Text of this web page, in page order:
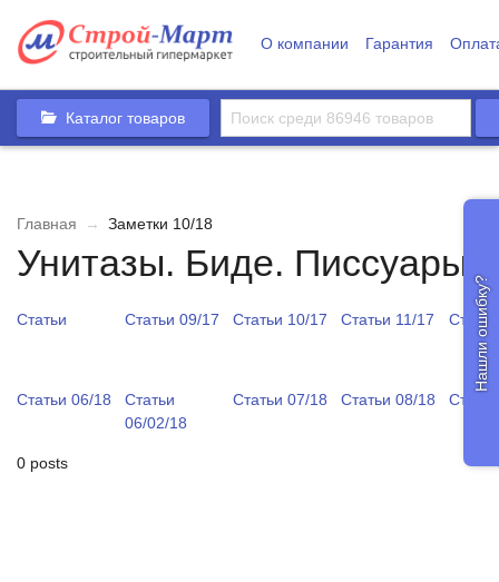
О компании Гарантия
Каталог товаров
Главная → Заметки 10/18
Унитазы. Биде. Писсуары
Статьи Статьи 09/17 Статьи 10/17 Статьи 11/17
Статьи 06/18
Статьи
06/02/18
Статьи 07/18 Статьи 08/18
0 posts
Нашли ошибку?